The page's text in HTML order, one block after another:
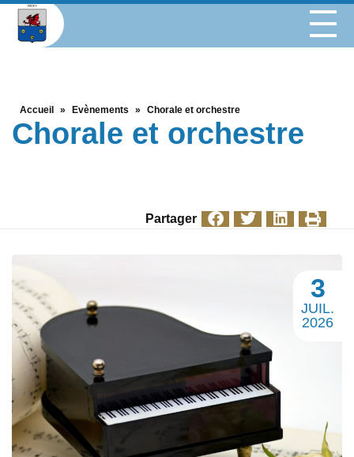
Accueil » Evènements » Chorale et orchestre
Chorale et orchestre
Partager
3
JUIL.
2026